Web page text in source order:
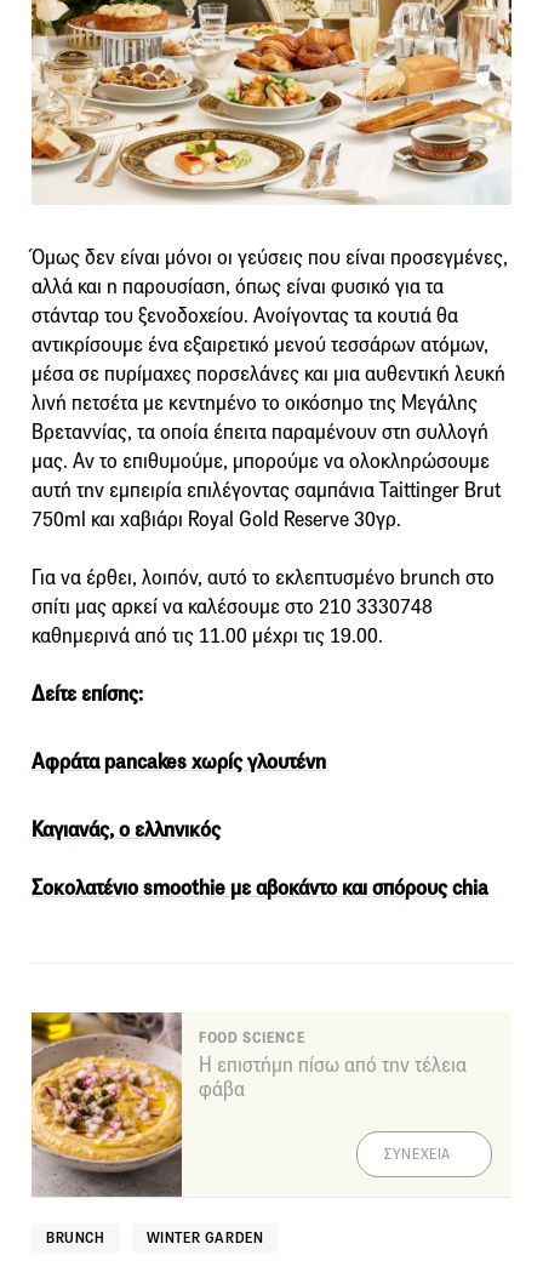
Όμως δεν είναι μόνοι οι γεύσεις που είναι προσεγμένες,
αλλά και η παρουσίαση, όπως είναι φυσικό για τα
στάνταρ του ξενοδοχείου. Ανοίγοντας τα κουτιά θα
αντικρίσουμε ένα εξαιρετικό μενού τεσσάρων ατόμων,
μέσα σε πυρίμαχες πορσελάνες και μια αυθεντική λευκή
λινή πετσέτα με κεντημένο το οικόσημο της Μεγάλης
Βρεταννίας, τα οποία έπειτα παραμένουν στη συλλογή
μας. Αν το επιθυμούμε, μπορούμε να ολοκληρώσουμε
αυτή την εμπειρία επιλέγοντας σαμπάνια Taittinger Brut
750ml και χαβιάρι Royal Gold Reserve 30γρ.
Για να έρθει, λοιπόν, αυτό το εκλεπτυσμένο brunch στο
σπίτι μας αρκεί να καλέσουμε στο 210 3330748
καθημερινά από τις 11.00 μέχρι τις 19.00.
Δείτε επίσης:
Αφράτα pancakes χωρίς γλουτένη
Καγιανάς, ο ελληνικός
Σοκολατένιο smoothie με αβοκάντο και σπόρους chia
FOOD SCIENCE
Η επιστήμη πίσω από την τέλεια
φάβα
ΣΥΝΕΧΕΙΑ
BRUNCH WINTER GARDEN